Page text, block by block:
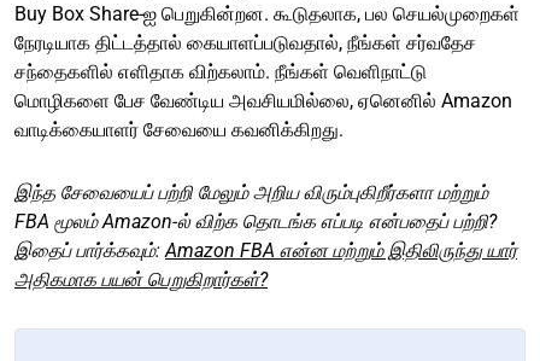
Buy Box Share-ஐ பெறுகின்றன. கூடுதலாக, பல செயல்முறைகள்
நேரடியாக திட்டத்தால் கையாளப்படுவதால், நீங்கள் சர்வதேச
சந்தைகளில் எளிதாக விற்கலாம். நீங்கள் வெளிநாட்டு
மொழிகளை பேச வேண்டிய அவசியமில்லை, ஏனெனில் Amazon
வாடிக்கையாளர் சேவையை கவனிக்கிறது.
இந்த சேவையைப் பற்றி மேலும் அறிய விரும்புகிறீர்களா மற்றும்
FBA மூலம் Amazon-ல் விற்க தொடங்க எப்படி என்பதைப் பற்றி?
இதைப் பார்க்கவும்:Amazon FBA என்ன மற்றும் இதிலிருந்து யார்
அதிகமாக பயன் பெறுகிறார்கள்?